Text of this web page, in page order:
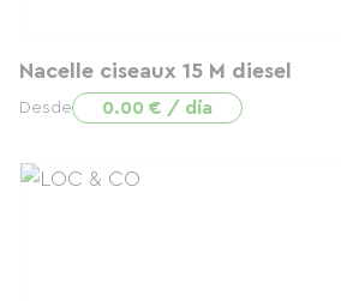
Nacelle ciseaux 15 M diesel
Desde 0.00 € / día